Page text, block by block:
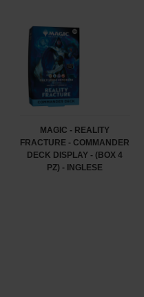
MAGIC - REALITY
FRACTURE - COMMANDER
DECK DISPLAY - (BOX 4
PZ) - INGLESE